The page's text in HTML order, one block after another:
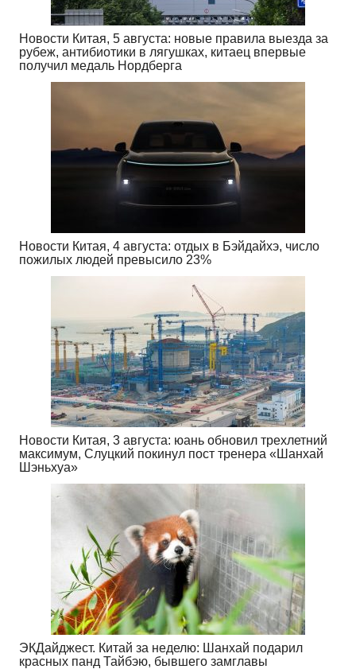
Новости Китая, 5 августа: новые правила выезда за
рубеж, антибиотики в лягушках, китаец впервые
получил медаль Нордберга
Новости Китая, 4 августа: отдых в Бэйдайхэ, число
пожилых людей превысило 23%
Новости Китая, 3 августа: юань обновил трехлетний
максимум, Слуцкий покинул пост тренера «Шанхай
Шэньхуа»
ЭКДайджест. Китай за неделю: Шанхай подарил
красных панд Тайбэю, бывшего замглавы